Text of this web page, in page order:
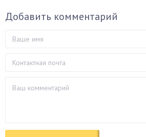
Добавить комментарий